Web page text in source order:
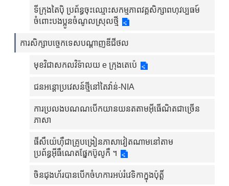
ទីក្រុងតៃប៉ិ ប្រព័ន្ធចុះឈ្មោះសកម្មភាពវគ្គសិក្សាពហុវប្បធម៍
ចំពោះបងប្អូនចំណូលស្រុលថ្មី
ការសិក្សាបច្ចេកទេសបណ្តាញឌីជីថល
មុខវិជាសកលវិទ៉ាលយ e ក្រុងតេប៉េ
ជនអន្តោប្រវេសន៍ថ្មីនៅតៃវ៉ាន់-NIA
ការប្រលងបណណបើកយានយនតតាមអ៊ីធើណិតជាច្រើន
ភាសា
ផីសឺយ៉េហ៊ឺជាគ្រូបង្រៀនភាសាវៀតណាមនៅតាម
ប្រព័ន្ធអ៊ីធឺណេតផ្នែកប៊ូលូកឺ ។
ចិនជុងហ័របានបើកចំហការអប់រំវេទិកាក្នុងប៉ុត្តិ៍